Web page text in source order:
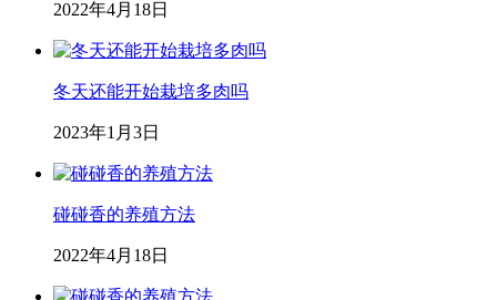
2022年4月18日
冬天还能开始栽培多肉吗
2023年1月3日
碰碰香的养殖方法
2022年4月18日